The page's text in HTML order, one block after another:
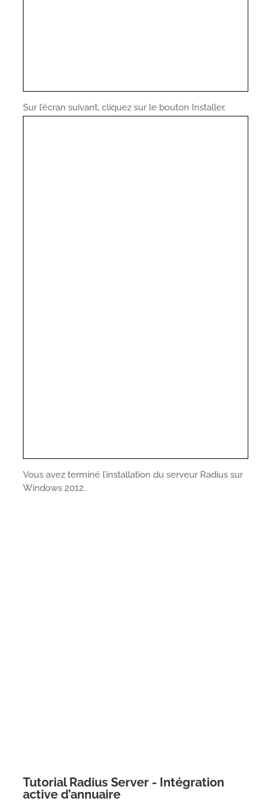
Sur l’écran suivant, cliquez sur le bouton Installer.
Vous avez terminé l’installation du serveur Radius sur
Windows 2012.
Tutorial Radius Server - Intégration
active d’annuaire